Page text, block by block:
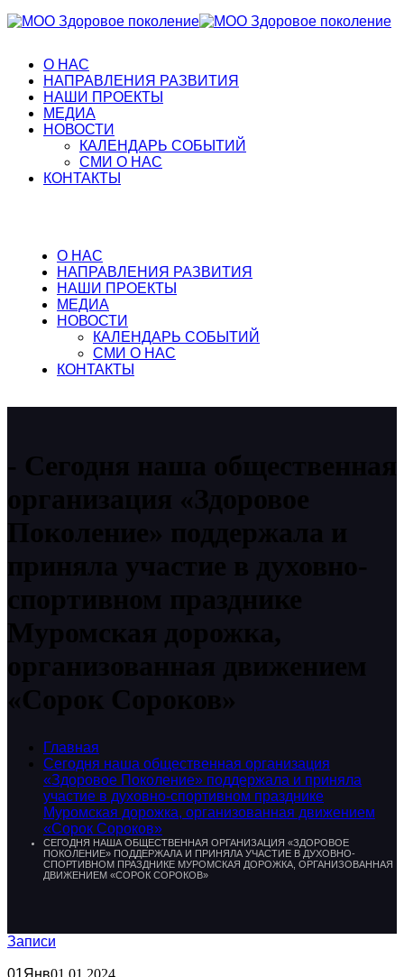
О НАС
НАПРАВЛЕНИЯ РАЗВИТИЯ
НАШИ ПРОЕКТЫ
МЕДИА
НОВОСТИ
КАЛЕНДАРЬ СОБЫТИЙ
СМИ О НАС
КОНТАКТЫ
О НАС
НАПРАВЛЕНИЯ РАЗВИТИЯ
НАШИ ПРОЕКТЫ
МЕДИА
НОВОСТИ
КАЛЕНДАРЬ СОБЫТИЙ
СМИ О НАС
КОНТАКТЫ
Сегодня наша общественная
организация «Здоровое
Поколение» поддержала и
приняла участие в духовно-
спортивном празднике
Муромская дорожка,
организованная движением
«Сорок Сороков»
Главная
Сегодня наша общественная организация
«Здоровое Поколение» поддержала и приняла
участие в духовно-спортивном празднике
Муромская дорожка, организованная движением
«Сорок Сороков»
СЕГОДНЯ НАША ОБЩЕСТВЕННАЯ ОРГАНИЗАЦИЯ «ЗДОРОВОЕ
ПОКОЛЕНИЕ» ПОДДЕРЖАЛА И ПРИНЯЛА УЧАСТИЕ В ДУХОВНО-
СПОРТИВНОМ ПРАЗДНИКЕ МУРОМСКАЯ ДОРОЖКА, ОРГАНИЗОВАННАЯ
ДВИЖЕНИЕМ «СОРОК СОРОКОВ»
Записи
01Янв01.01.2024